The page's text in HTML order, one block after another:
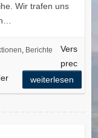
Wir trafen uns
Berichte
Vers
prec
weiterlesen